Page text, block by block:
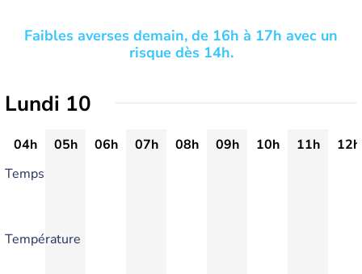
Faibles averses demain, de 16h à 17h avec un
risque dès 14h.
Lundi 10
04h 05h 06h 07h 08h 09h 10h 11h
12h
Temps
Température